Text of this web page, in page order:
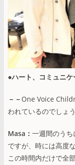
●ハート、コミュニ
－－ One Voice
われているのでしょ
Masa： 一週間のう
ですが、時には高度
この時間内だけで全